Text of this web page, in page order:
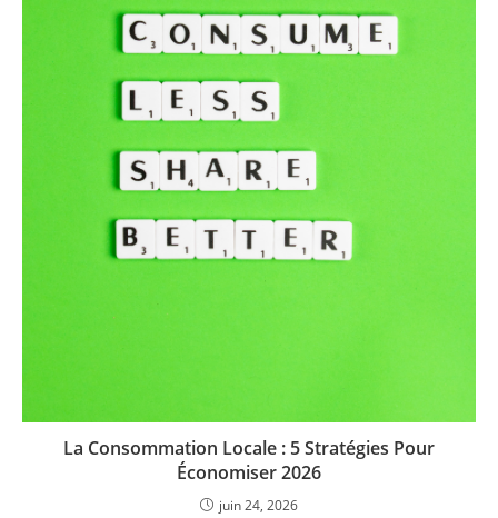
La Consommation Locale : 5 Stratégies Pour
Économiser 2026
juin 24, 2026